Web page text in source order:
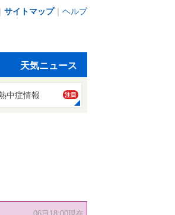
サイトマップ｜ ヘルプ
天気ニュース
中症情報 注目